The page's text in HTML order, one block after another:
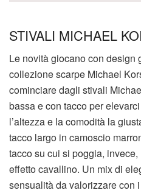
STIVALI MICHAEL
Le novità giocano con design
collezione scarpe Michael
cominciare dagli stivali
bassa e con tacco per
l’altezza e la comodità la
tacco largo in camoscio
tacco su cui si poggia,
effetto cavallino. Un mix di
sensualità da valorizzare con